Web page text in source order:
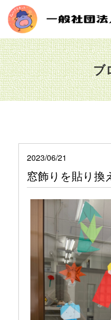
ブ
2023/06/21
窓飾りを貼り換